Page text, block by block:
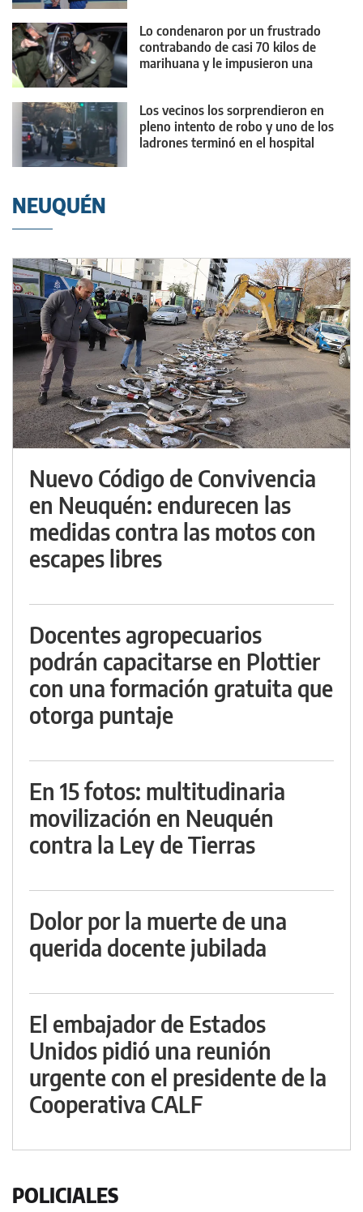
Lo condenaron por un frustrado
contrabando de casi 70 kilos de
marihuana y le impusieron una
Los vecinos los sorprendieron en
pleno intento de robo y uno de los
ladrones terminó en el hospital
NEUQUÉN
Nuevo Código de Convivencia
en Neuquén: endurecen las
medidas contra las motos con
escapes libres
Docentes agropecuarios
podrán capacitarse en Plottier
con una formación gratuita que
otorga puntaje
En 15 fotos: multitudinaria
movilización en Neuquén
contra la Ley de Tierras
Dolor por la muerte de una
querida docente jubilada
El embajador de Estados
Unidos pidió una reunión
urgente con el presidente de la
Cooperativa CALF
POLICIALES